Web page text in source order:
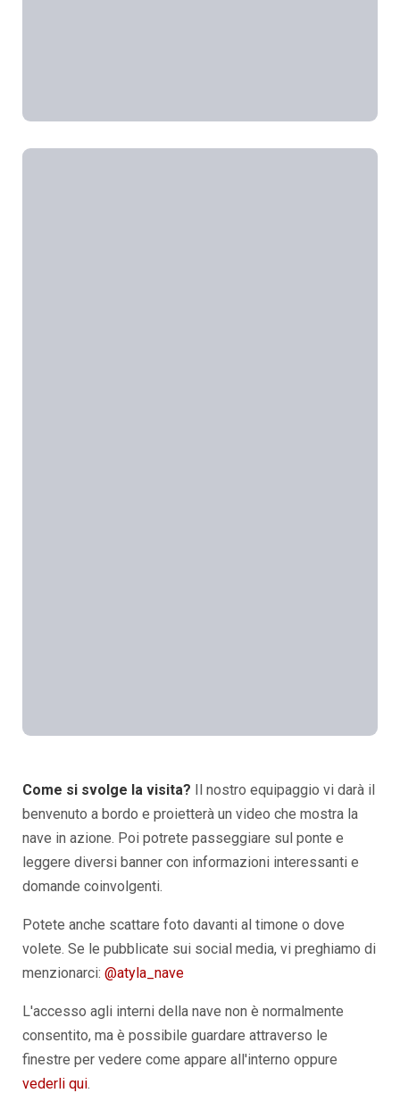
Come si svolge la visita? Il nostro equipaggio vi darà il
benvenuto a bordo e proietterà un video che mostra la
nave in azione. Poi potrete passeggiare sul ponte e
leggere diversi banner con informazioni interessanti e
domande coinvolgenti.
Potete anche scattare foto davanti al timone o dove
volete. Se le pubblicate sui social media, vi preghiamo di
menzionarci: @atyla_nave
L'accesso agli interni della nave non è normalmente
consentito, ma è possibile guardare attraverso le
finestre per vedere come appare all'interno oppure
vederli qui.